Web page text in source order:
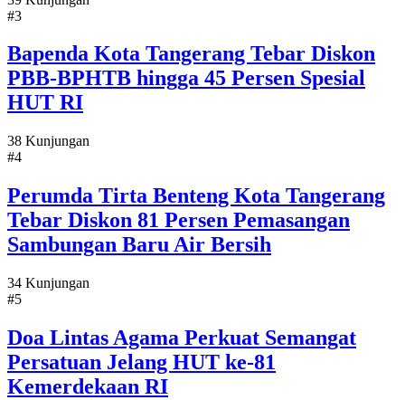
#3
Bapenda Kota Tangerang Tebar Diskon
PBB-BPHTB hingga 45 Persen Spesial
HUT RI
38 Kunjungan
#4
Perumda Tirta Benteng Kota Tangerang
Tebar Diskon 81 Persen Pemasangan
Sambungan Baru Air Bersih
34 Kunjungan
#5
Doa Lintas Agama Perkuat Semangat
Persatuan Jelang HUT ke-81
Kemerdekaan RI